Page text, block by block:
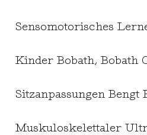
Sensomotorisches
Kinder Bobath, Bobath
Sitzanpassungen Bengt
Muskuloskelettaler